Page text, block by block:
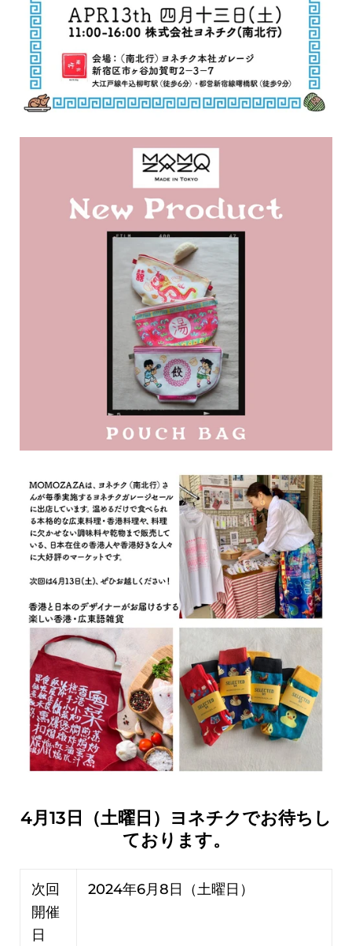
4月13日（土曜日）ヨネチクでお待ちし
ております。
次回
開催
日
2024年6月8日（土曜日）